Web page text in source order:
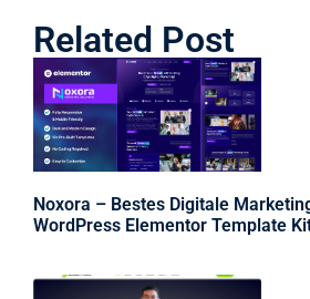
Related Post
Noxora – Bestes Digitale
WordPress Elementor Template